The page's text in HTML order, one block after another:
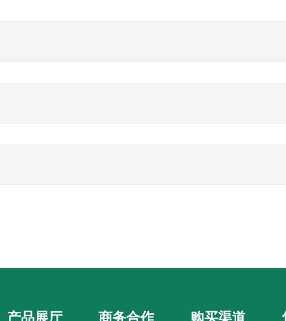
产品展厅 商务合作 购买渠道